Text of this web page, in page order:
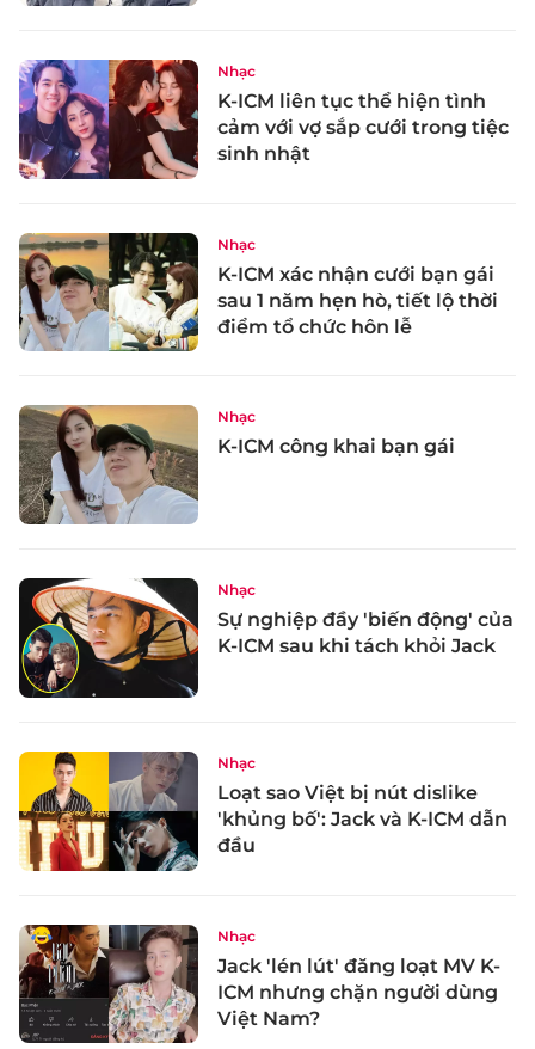
Nhạc
K-ICM liên tục thể hiện tình
cảm với vợ sắp cưới trong tiệc
sinh nhật
Nhạc
K-ICM xác nhận cưới bạn gái
sau 1 năm hẹn hò, tiết lộ thời
điểm tổ chức hôn lễ
Nhạc
K-ICM công khai bạn gái
Nhạc
Sự nghiệp đầy 'biến động' của
K-ICM sau khi tách khỏi Jack
Nhạc
Loạt sao Việt bị nút dislike
'khủng bố': Jack và K-ICM dẫn
đầu
Nhạc
Jack 'lén lút' đăng loạt MV K-
ICM nhưng chặn người dùng
Việt Nam?